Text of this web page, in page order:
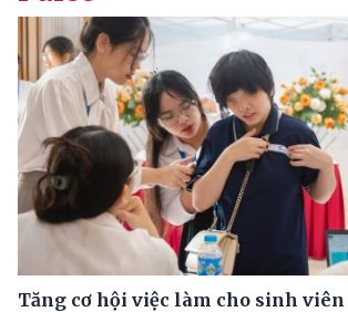
Tăng cơ hội việc làm cho sinh